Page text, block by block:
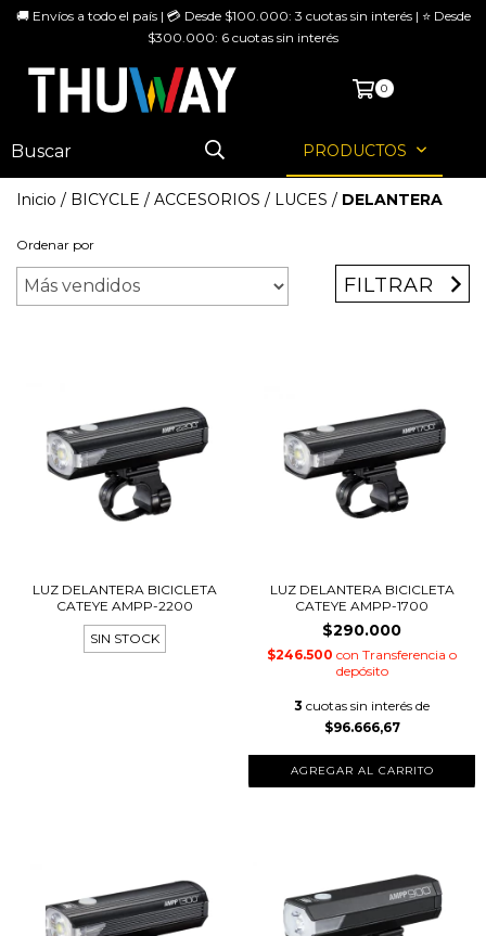
🚚 Envíos a todo el país | 💳 Desde $100.000: 3 cuotas sin interés | ⭐ Desde
$300.000: 6 cuotas sin interés
0
PRODUCTOS
Inicio / BICYCLE / ACCESORIOS / LUCES / DELANTERA
Ordenar por
FILTRAR
LUZ DELANTERA BICICLETA
CATEYE AMPP-2200
SIN STOCK
LUZ DELANTERA BICICLETA
CATEYE AMPP-1700
$290.000
$246.500 con Transferencia o
depósito
3 cuotas sin interés de
$96.666,67